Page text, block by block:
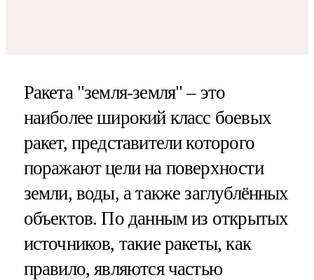
Ракета "земля-земля" – это
наиболее широкий класс боевых
ракет, представители которого
поражают цели на поверхности
земли, воды, а также заглублённых
объектов. По данным из открытых
источников, такие ракеты, как
правило, являются частью